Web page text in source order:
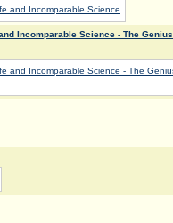
Incomparable Science - The Genius